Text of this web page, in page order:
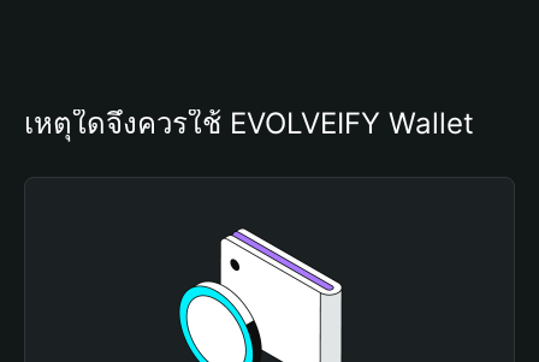
เหตุใดจึงควรใช้ EVOLVEIFY Wallet